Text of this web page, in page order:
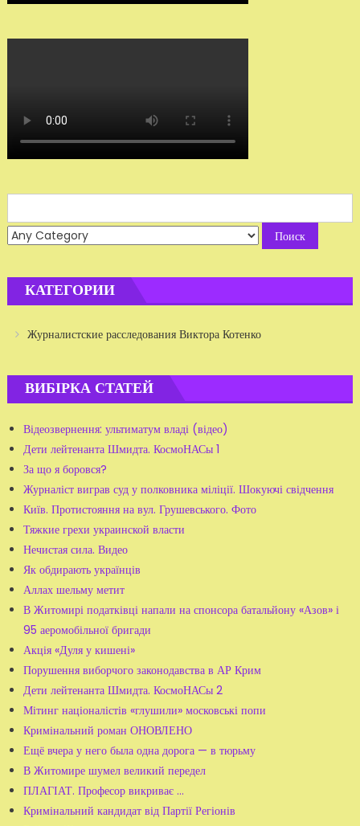
for:
КАТЕГОРИИ
Журналистские расследования Виктора Котенко
ВИБІРКА СТАТЕЙ
Відеозвернення: ультиматум владі (відео)
Дети лейтенанта Шмидта. КосмоНАСы 1
За що я боровся?
Журналіст виграв суд у полковника міліції. Шокуючі свідчення
Київ. Протистояння на вул. Грушевського. Фото
Тяжкие грехи украинской власти
Нечистая сила. Видео
Як обдирають українців
Аллах шельму метит
В Житомирі податківці напали на спонсора батальйону «Азов» і
95 аеромобільної бригади
Акція «Дуля у кишені»
Порушення виборчого законодавства в АР Крим
Дети лейтенанта Шмидта. КосмоНАСы 2
Мітинг націоналістів «глушили» московські попи
Кримінальний роман ОНОВЛЕНО
Ещё вчера у него была одна дорога — в тюрьму
В Житомире шумел великий передел
ПЛАГІАТ. Професор викриває …
Кримінальний кандидат від Партії Регіонів